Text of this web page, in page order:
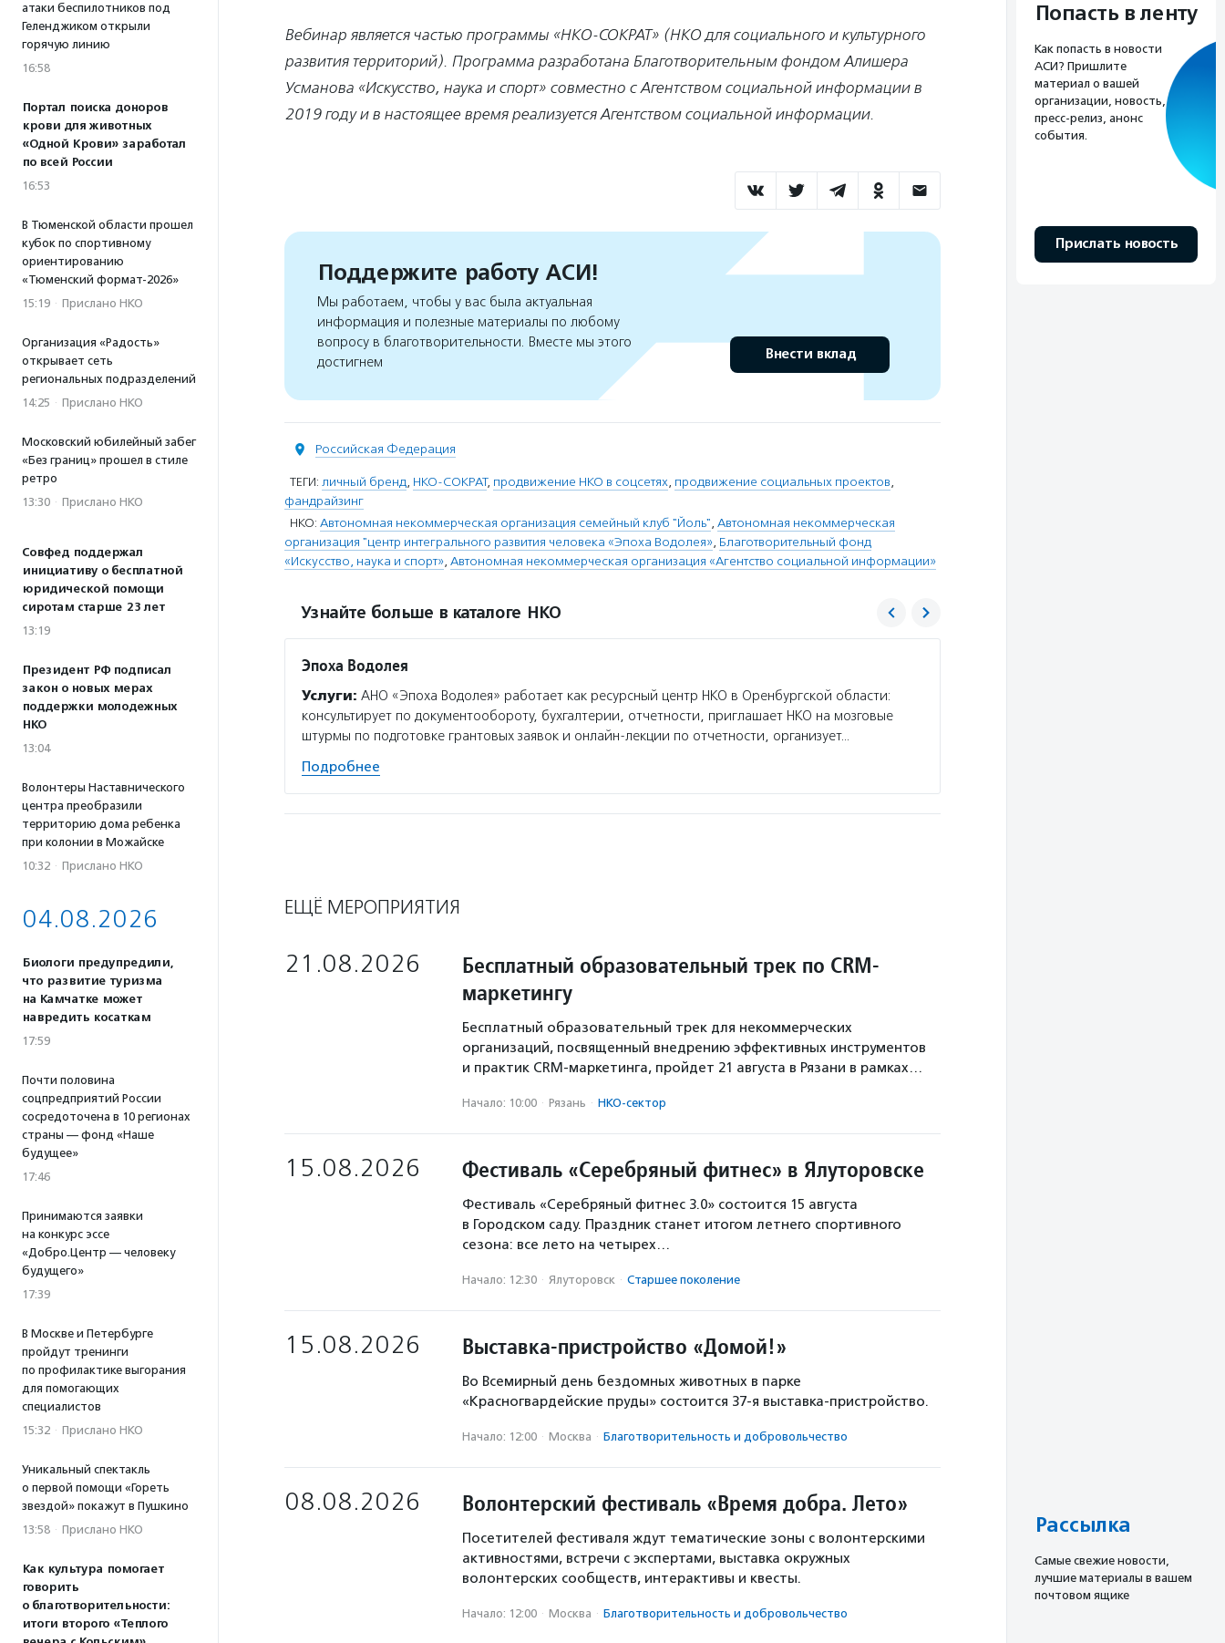
атаки беспилотников под
Геленджиком открыли
горячую линию
16:58
Портал поиска доноров
крови для животных
«Одной Крови» заработал
по всей России
16:53
В Тюменской области прошел
кубок по спортивному
ориентированию
«Тюменский формат-2026»
15:19 · Прислано НКО
Организация «Радость»
открывает сеть
региональных подразделений
14:25 · Прислано НКО
Московский юбилейный забег
«Без границ» прошел в стиле
ретро
13:30 · Прислано НКО
Совфед поддержал
инициативу о бесплатной
юридической помощи
сиротам старше 23 лет
13:19
Президент РФ подписал
закон о новых мерах
поддержки молодежных
НКО
13:04
Волонтеры Наставнического
центра преобразили
территорию дома ребенка
при колонии в Можайске
10:32 · Прислано НКО
04.08.2026
Биологи предупредили,
что развитие туризма
на Камчатке может
навредить косаткам
17:59
Почти половина
соцпредприятий России
сосредоточена в 10 регионах
страны — фонд «Наше
будущее»
17:46
Принимаются заявки
на конкурс эссе
«Добро.Центр — человеку
будущего»
17:39
В Москве и Петербурге
пройдут тренинги
по профилактике выгорания
для помогающих
специалистов
15:32 · Прислано НКО
Уникальный спектакль
о первой помощи «Гореть
звездой» покажут в Пушкино
13:58 · Прислано НКО
Как культура помогает
говорить
о благотворительности:
итоги второго «Теплого
Вебинар является частью программы «НКО-СОКРАТ» (НКО для социального и культурного
развития территорий). Программа разработана Благотворительным фондом Алишера
Усманова «Искусство, наука и спорт» совместно с Агентством социальной информации в
2019 году и в настоящее время реализуется Агентством социальной информации.
Поддержите работу АСИ!
Мы работаем, чтобы у вас была актуальная
информация и полезные материалы по любому
вопросу в благотворительности. Вместе мы этого
достигнем
Внести вклад
Российская Федерация
ТЕГИ: личный бренд, НКО-СОКРАТ, продвижение НКО в соцсетях, продвижение социальных проектов,
фандрайзинг
НКО: Автономная некоммерческая организация семейный клуб "Йоль", Автономная некоммерческая
организация "центр интегрального развития человека «Эпоха Водолея», Благотворительный фонд
«Искусство, наука и спорт», Автономная некоммерческая организация «Агентство социальной информации»
Узнайте больше в каталоге НКО
Эпоха Водолея
Услуги: АНО «Эпоха Водолея» работает как ресурсный центр НКО в Оренбургской области:
консультирует по документообороту, бухгалтерии, отчетности, приглашает НКО на мозговые
штурмы по подготовке грантовых заявок и онлайн-лекции по отчетности, организует…
Подробнее
ЕЩЁ МЕРОПРИЯТИЯ
21.08.2026
Бесплатный образовательный трек по CRM-
маркетингу
Бесплатный образовательный трек для некоммерческих
организаций, посвященный внедрению эффективных инструментов
и практик CRM-маркетинга, пройдет 21 августа в Рязани в рамках…
Начало: 10:00 · Рязань · НКО-сектор
15.08.2026 Фестиваль «Серебряный фитнес» в Ялуторовске
Фестиваль «Серебряный фитнес 3.0» состоится 15 августа
в Городском саду. Праздник станет итогом летнего спортивного
сезона: все лето на четырех…
Начало: 12:30 · Ялуторовск · Старшее поколение
15.08.2026 Выставка-пристройство «Домой!»
Во Всемирный день бездомных животных в парке
«Красногвардейские пруды» состоится 37-я выставка-пристройство.
Начало: 12:00 · Москва · Благотвори­тель­ность и доброволь­чест­во
08.08.2026 Волонтерский фестиваль «Время добра. Лето»
Посетителей фестиваля ждут тематические зоны с волонтерскими
активностями, встречи с экспертами, выставка окружных
волонтерских сообществ, интерактивы и квесты.
Начало: 12:00 · Москва · Благотвори­тель­ность и доброволь­чест­во
Попасть в ленту
Как попасть в новости
АСИ? Пришлите
материал о вашей
организации, новость,
пресс-релиз, анонс
события.
Прислать новость
Рассылка
Cамые свежие новости,
лучшие материалы в вашем
почтовом ящике